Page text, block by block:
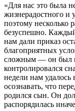
«Для нас это была
жизнерадостного и
поэтому несколько
безуспешно.
нам дали приказ
благоприятных
сложным — он был
контролировался
недели нам
осознавать, что
родился сын. Он
распорядилась